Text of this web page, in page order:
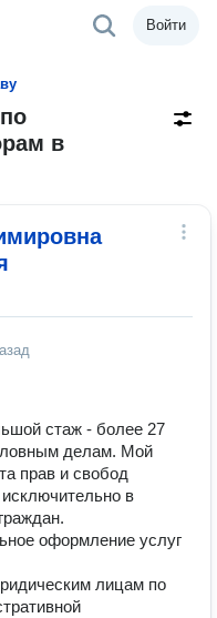
Войти
в
стаж - более 27
делам. Мой
прав и свобод
в
оформление услуг
лицам по